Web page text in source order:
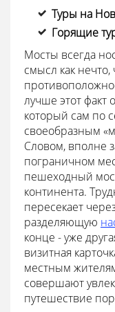
Туры на
Горящие
Мосты всегда
смысл как нечто,
лучше этот факт
который сам по
своеобразным
Словом, вполне
пограничном
пешеходный
континента.
пересекает
разделяющую
конце - уже
визитная
местным
совершают
путешествие